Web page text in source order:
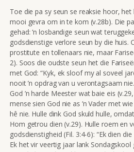
Toe die pa sy seun se reaksie hoor,
mooi gevra om in te kom (v.28b). Die
gehad: ’n losbandige seun wat
godsdienstige verlore seun by die huis.
prostitute en tollenaars nie, maar
2). Soos die oudste seun het die
met God: “Kyk, ek sloof my al soveel
nooit ’n opdrag van u verontagsaam
God ’n harde Meester wat baie eis
mense sien God nie as ’n Vader met
hê nie. Hulle dink God skuld hulle,
Hom getrou dien (v.29). Hulle roem en
godsdienstigheid (Fil. 3:4-6): “Ek dien
Ek het vir veertig jaar lank Sondagskool